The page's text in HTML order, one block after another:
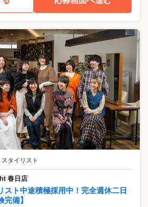
タイリスト
春日店
スト中途積極採用中！完全週休二日
備】